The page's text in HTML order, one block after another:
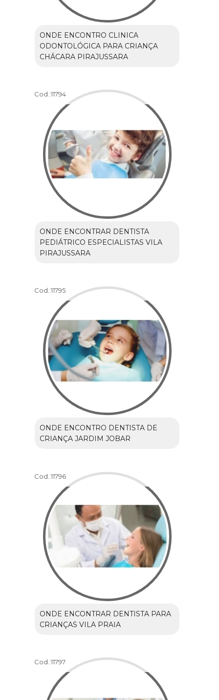
ONDE ENCONTRO CLINICA
ODONTOLÓGICA PARA CRIANÇA
CHÁCARA PIRAJUSSARA
Cod.:11794
ONDE ENCONTRAR DENTISTA
PEDIÁTRICO ESPECIALISTAS VILA
PIRAJUSSARA
Cod.:11795
ONDE ENCONTRO DENTISTA DE
CRIANÇA JARDIM JOBAR
Cod.:11796
ONDE ENCONTRAR DENTISTA PARA
CRIANÇAS VILA PRAIA
Cod.:11797